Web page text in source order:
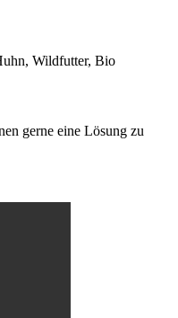
Wildfutter, Bio
gerne eine Lösung zu